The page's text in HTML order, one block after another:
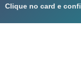
Clique no card e